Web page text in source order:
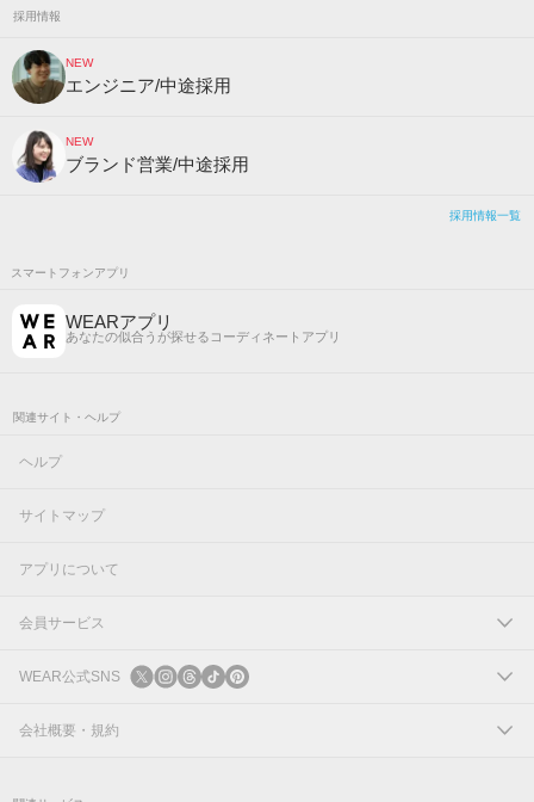
採用情報
NEW
エンジニア/中途採用
NEW
ブランド営業/中途採用
採用情報一覧
スマートフォンアプリ
WEARアプリ
あなたの似合うが探せるコーディネートアプリ
関連サイト・ヘルプ
ヘルプ
サイトマップ
アプリについて
会員サービス
ログイン
新規会員登録
WEAR公式SNS
X
会社概要・規約